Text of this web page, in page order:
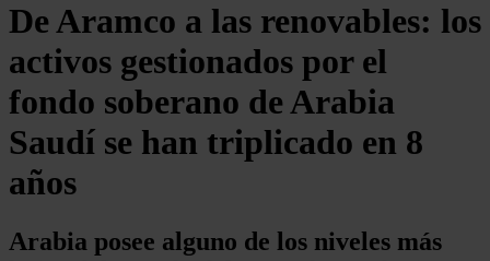
De Aramco a las renovables: los
activos gestionados por el
fondo soberano de Arabia
Saudí se han triplicado en 8
años
Arabia posee alguno de los niveles más